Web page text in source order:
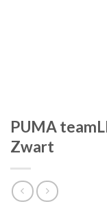
PUMA
Zwart